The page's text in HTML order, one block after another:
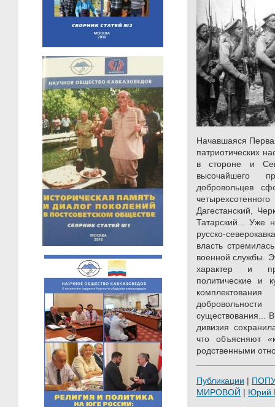
Начавшаяся
патриотических
в стороне и
высочайшего
добровольцев
Дагестанский,
Татарский... Уже
русско-
власть
военной службы.
характер и
политические и
существования...
дивизия
что объясняют
родственными
Публикации |
МИРОВОЙ | Юрий